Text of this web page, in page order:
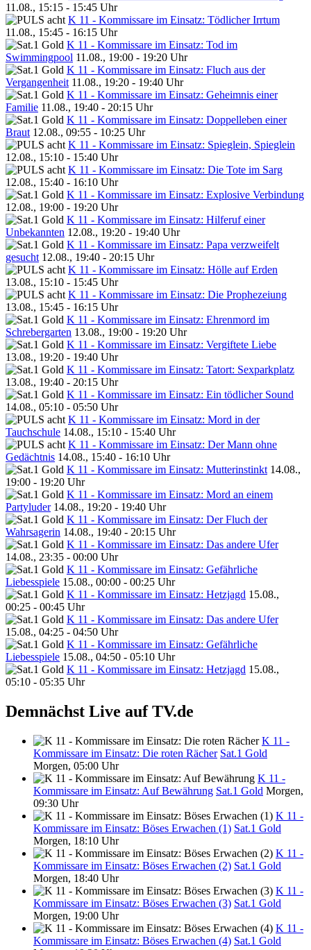
11.08., 15:15 - 15:45 Uhr
K 11 - Kommissare im Einsatz: Tödlicher Irrtum
11.08., 15:45 - 16:15 Uhr
K 11 - Kommissare im Einsatz: Tod im
Swimmingpool 11.08., 19:00 - 19:20 Uhr
K 11 - Kommissare im Einsatz: Fluch aus der
Vergangenheit 11.08., 19:20 - 19:40 Uhr
K 11 - Kommissare im Einsatz: Geheimnis einer
Familie 11.08., 19:40 - 20:15 Uhr
K 11 - Kommissare im Einsatz: Doppelleben einer
Braut 12.08., 09:55 - 10:25 Uhr
K 11 - Kommissare im Einsatz: Spieglein, Spieglein
12.08., 15:10 - 15:40 Uhr
K 11 - Kommissare im Einsatz: Die Tote im Sarg
12.08., 15:40 - 16:10 Uhr
K 11 - Kommissare im Einsatz: Explosive Verbindung
12.08., 19:00 - 19:20 Uhr
K 11 - Kommissare im Einsatz: Hilferuf einer
Unbekannten 12.08., 19:20 - 19:40 Uhr
K 11 - Kommissare im Einsatz: Papa verzweifelt
gesucht 12.08., 19:40 - 20:15 Uhr
K 11 - Kommissare im Einsatz: Hölle auf Erden
13.08., 15:10 - 15:45 Uhr
K 11 - Kommissare im Einsatz: Die Prophezeiung
13.08., 15:45 - 16:15 Uhr
K 11 - Kommissare im Einsatz: Ehrenmord im
Schrebergarten 13.08., 19:00 - 19:20 Uhr
K 11 - Kommissare im Einsatz: Vergiftete Liebe
13.08., 19:20 - 19:40 Uhr
K 11 - Kommissare im Einsatz: Tatort: Sexparkplatz
13.08., 19:40 - 20:15 Uhr
K 11 - Kommissare im Einsatz: Ein tödlicher Sound
14.08., 05:10 - 05:50 Uhr
K 11 - Kommissare im Einsatz: Mord in der
Tauchschule 14.08., 15:10 - 15:40 Uhr
K 11 - Kommissare im Einsatz: Der Mann ohne
Gedächtnis 14.08., 15:40 - 16:10 Uhr
K 11 - Kommissare im Einsatz: Mutterinstinkt 14.08.,
19:00 - 19:20 Uhr
K 11 - Kommissare im Einsatz: Mord an einem
Partyluder 14.08., 19:20 - 19:40 Uhr
K 11 - Kommissare im Einsatz: Der Fluch der
Wahrsagerin 14.08., 19:40 - 20:15 Uhr
K 11 - Kommissare im Einsatz: Das andere Ufer
14.08., 23:35 - 00:00 Uhr
K 11 - Kommissare im Einsatz: Gefährliche
Liebesspiele 15.08., 00:00 - 00:25 Uhr
K 11 - Kommissare im Einsatz: Hetzjagd 15.08.,
00:25 - 00:45 Uhr
K 11 - Kommissare im Einsatz: Das andere Ufer
15.08., 04:25 - 04:50 Uhr
K 11 - Kommissare im Einsatz: Gefährliche
Liebesspiele 15.08., 04:50 - 05:10 Uhr
K 11 - Kommissare im Einsatz: Hetzjagd 15.08.,
05:10 - 05:35 Uhr
Demnächst Live auf TV.de
K 11 -
Kommissare im Einsatz: Die roten Rächer Sat.1 Gold
Morgen, 05:00 Uhr
K 11 -
Kommissare im Einsatz: Auf Bewährung Sat.1 Gold Morgen,
09:30 Uhr
K 11 -
Kommissare im Einsatz: Böses Erwachen (1) Sat.1 Gold
Morgen, 18:10 Uhr
K 11 -
Kommissare im Einsatz: Böses Erwachen (2) Sat.1 Gold
Morgen, 18:40 Uhr
K 11 -
Kommissare im Einsatz: Böses Erwachen (3) Sat.1 Gold
Morgen, 19:00 Uhr
K 11 -
Kommissare im Einsatz: Böses Erwachen (4) Sat.1 Gold